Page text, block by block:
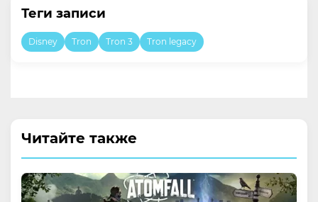
Теги записи
Disney Tron Tron 3 Tron legacy
Читайте также